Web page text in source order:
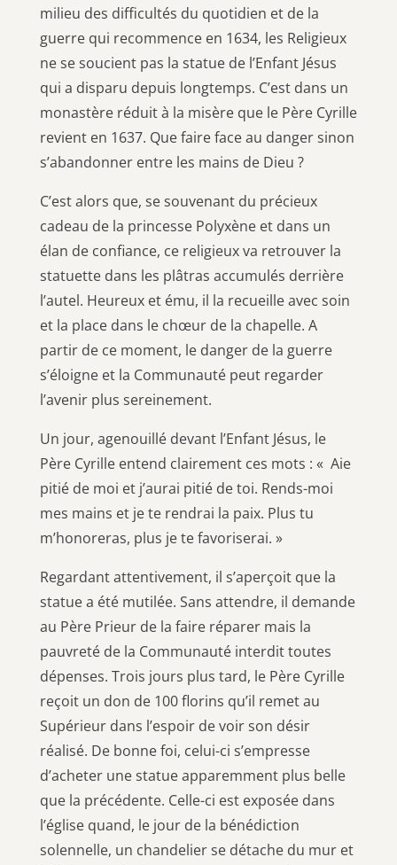
milieu des difficultés du quotidien et de la
guerre qui recommence en 1634, les Religieux
ne se soucient pas la statue de l’Enfant Jésus
qui a disparu depuis longtemps. C’est dans un
monastère réduit à la misère que le Père Cyrille
revient en 1637. Que faire face au danger sinon
s’abandonner entre les mains de Dieu ?
C’est alors que, se souvenant du précieux
cadeau de la princesse Polyxène et dans un
élan de confiance, ce religieux va retrouver la
statuette dans les plâtras accumulés derrière
l’autel. Heureux et ému, il la recueille avec soin
et la place dans le chœur de la chapelle. A
partir de ce moment, le danger de la guerre
s’éloigne et la Communauté peut regarder
l’avenir plus sereinement.
Un jour, agenouillé devant l’Enfant Jésus, le
Père Cyrille entend clairement ces mots : « Aie
pitié de moi et j’aurai pitié de toi. Rends-moi
mes mains et je te rendrai la paix. Plus tu
m’honoreras, plus je te favoriserai. »
Regardant attentivement, il s’aperçoit que la
statue a été mutilée. Sans attendre, il demande
au Père Prieur de la faire réparer mais la
pauvreté de la Communauté interdit toutes
dépenses. Trois jours plus tard, le Père Cyrille
reçoit un don de 100 florins qu’il remet au
Supérieur dans l’espoir de voir son désir
réalisé. De bonne foi, celui-ci s’empresse
d’acheter une statue apparemment plus belle
que la précédente. Celle-ci est exposée dans
l’église quand, le jour de la bénédiction
solennelle, un chandelier se détache du mur et